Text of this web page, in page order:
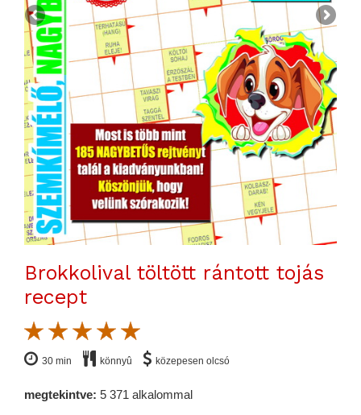
Brokkolival töltött rántott tojás
recept
30 min könnyû közepesen olcsó
megtekintve: 5 371 alkalommal